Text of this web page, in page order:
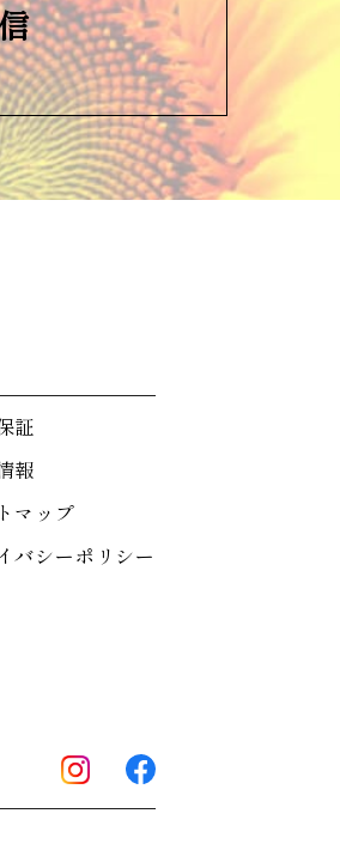
証
報
マップ
バシーポリシー